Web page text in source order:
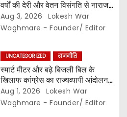
वर्षों की देरी और वेतन विसंगति से नाराज,,
संघ ने कलेक्टर से की तत्काल कार्रवाई की
मांग…
Aug 3, 2026
Lokesh War
Waghmare - Founder/ Editor
UNCATEGORIZED राजनीति
स्मार्ट मीटर और बढ़े बिजली बिल के
खिलाफ कांग्रेस का राज्यव्यापी आंदोलन,,
2 अगस्त से घर-घर अभियान,, दाम घटाने
और 400 यूनिट हाफ योजना बहाल करने
Aug 1, 2026
Lokesh War
Waghmare - Founder/ Editor